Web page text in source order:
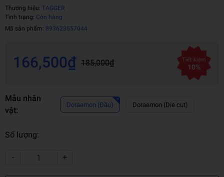
Thương hiệu: TAGGER
Tình trạng: Còn hàng
Mã sản phẩm: 893623557044
166,500₫ 185,000₫ Tiết kiệm
10%
Mẫu nhân
vật:
Doraemon (Đầu) Doraemon (Die cut)
Số lượng:
- +